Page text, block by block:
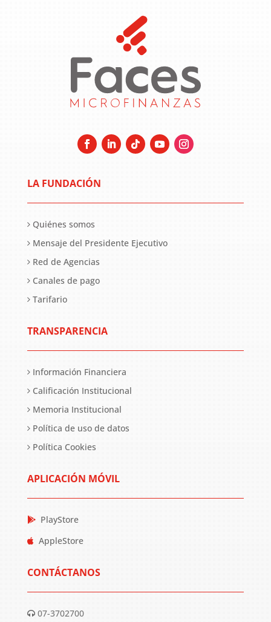
LA FUNDACIÓN
Quiénes somos
Mensaje del Presidente Ejecutivo
Red de Agencias
Canales de pago
Tarifario
TRANSPARENCIA
Información Financiera
Calificación Institucional
Memoria Institucional
Política de uso de datos
Política Cookies
APLICACIÓN MÓVIL
PlayStore
AppleStore
CONTÁCTANOS
07-3702700